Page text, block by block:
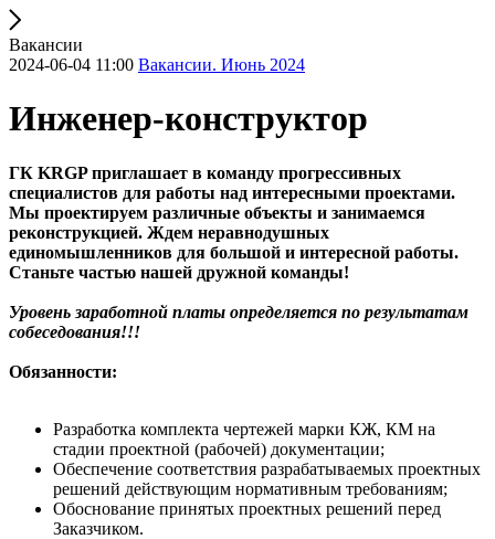
Вакансии
2024-06-04 11:00 Вакансии. Июнь 2024
Инженер-конструктор
ГК KRGP приглашает в команду прогрессивных
специалистов для работы над интересными проектами.
Мы проектируем различные объекты и занимаемся
реконструкцией. Ждем неравнодушных
единомышленников для большой и интересной работы.
Станьте частью нашей дружной команды!
Уровень заработной платы определяется по результатам
собеседования!!!
Обязанности:
Разработка комплекта чертежей марки КЖ, КМ на
стадии проектной (рабочей) документации;
Обеспечение соответствия разрабатываемых проектных
решений действующим нормативным требованиям;
Обоснование принятых проектных решений перед
Заказчиком.